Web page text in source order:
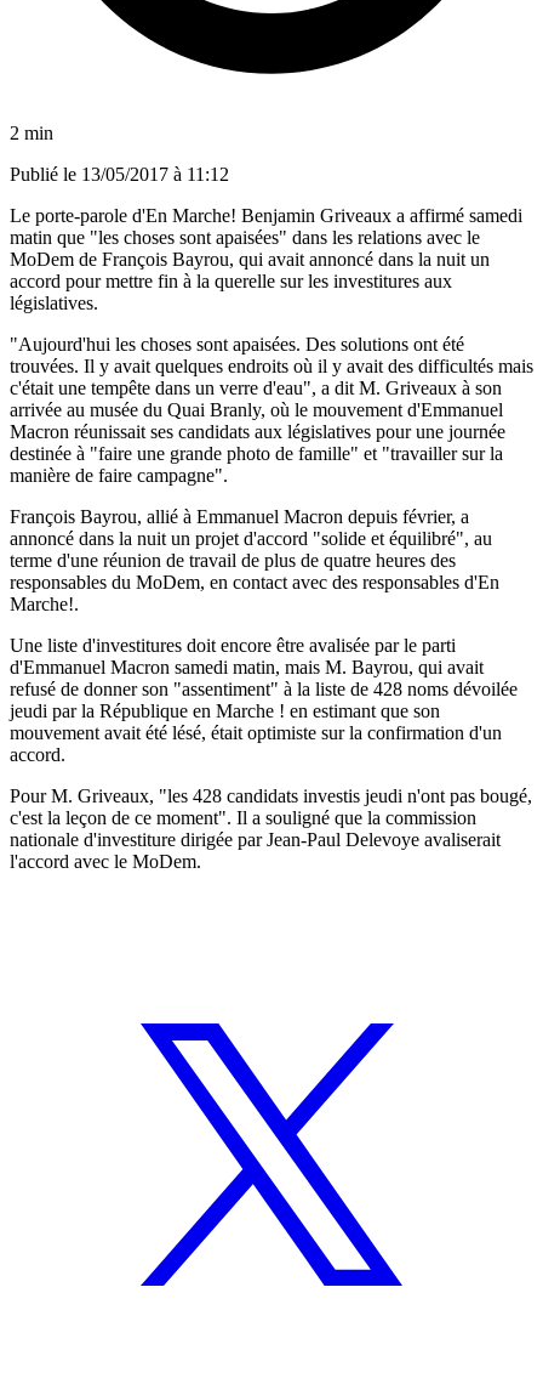
2 min
Publié le 13/05/2017 à 11:12
Le porte-parole d'En Marche! Benjamin Griveaux a affirmé samedi
matin que "les choses sont apaisées" dans les relations avec le
MoDem de François Bayrou, qui avait annoncé dans la nuit un
accord pour mettre fin à la querelle sur les investitures aux
législatives.
"Aujourd'hui les choses sont apaisées. Des solutions ont été
trouvées. Il y avait quelques endroits où il y avait des difficultés mais
c'était une tempête dans un verre d'eau", a dit M. Griveaux à son
arrivée au musée du Quai Branly, où le mouvement d'Emmanuel
Macron réunissait ses candidats aux législatives pour une journée
destinée à "faire une grande photo de famille" et "travailler sur la
manière de faire campagne".
François Bayrou, allié à Emmanuel Macron depuis février, a
annoncé dans la nuit un projet d'accord "solide et équilibré", au
terme d'une réunion de travail de plus de quatre heures des
responsables du MoDem, en contact avec des responsables d'En
Marche!.
Une liste d'investitures doit encore être avalisée par le parti
d'Emmanuel Macron samedi matin, mais M. Bayrou, qui avait
refusé de donner son "assentiment" à la liste de 428 noms dévoilée
jeudi par la République en Marche ! en estimant que son
mouvement avait été lésé, était optimiste sur la confirmation d'un
accord.
Pour M. Griveaux, "les 428 candidats investis jeudi n'ont pas bougé,
c'est la leçon de ce moment". Il a souligné que la commission
nationale d'investiture dirigée par Jean-Paul Delevoye avaliserait
l'accord avec le MoDem.